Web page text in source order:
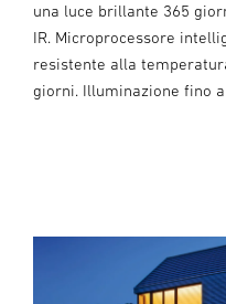
una luce brillante 365
IR. Microprocessore
resistente alla
giorni. Illuminazione fino a